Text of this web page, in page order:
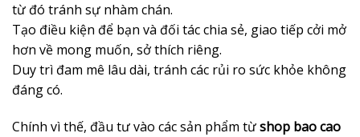
từ đó tránh sự nhàm chán.
Tạo điều kiện để bạn và đối tác chia sẻ, giao tiếp cởi mở
hơn về mong muốn, sở thích riêng.
Duy trì đam mê lâu dài, tránh các rủi ro sức khỏe không
đáng có.
Chính vì thế, đầu tư vào các sản phẩm từshop bao cao